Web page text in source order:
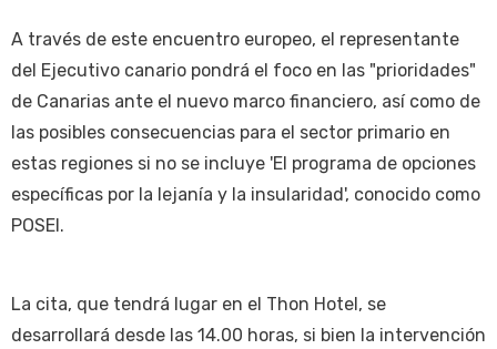
A través de este encuentro europeo, el representante
del Ejecutivo canario pondrá el foco en las "prioridades"
de Canarias ante el nuevo marco financiero, así como de
las posibles consecuencias para el sector primario en
estas regiones si no se incluye 'El programa de opciones
específicas por la lejanía y la insularidad', conocido como
POSEI.
La cita, que tendrá lugar en el Thon Hotel, se
desarrollará desde las 14.00 horas, si bien la intervención